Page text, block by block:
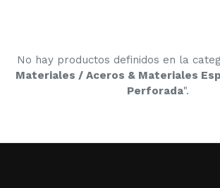
No hay productos definidos en la
Materiales / Aceros & Materiales
Perforada".